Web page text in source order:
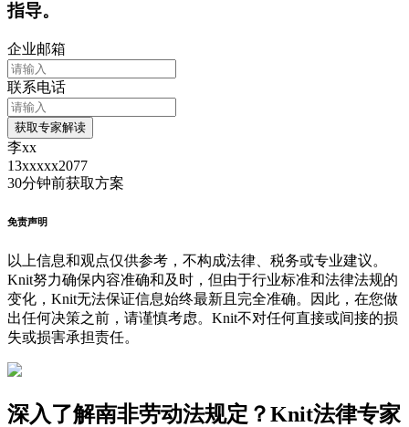
指导。
企业邮箱
联系电话
获取专家解读
李xx
13xxxxx2077
30分钟前获取方案
免责声明
以上信息和观点仅供参考，不构成法律、税务或专业建议。
Knit努力确保内容准确和及时，但由于行业标准和法律法规的
变化，Knit无法保证信息始终最新且完全准确。因此，在您做
出任何决策之前，请谨慎考虑。Knit不对任何直接或间接的损
失或损害承担责任。
深入了解南非劳动法规定？Knit法律专家